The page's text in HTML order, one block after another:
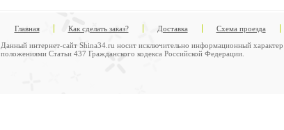
Главная Как сделать заказ? Доставка Схема проезда
Данный интернет-сайт Shina34.ru носит исключительно информационный
положениями Статьи 437 Гражданского кодекса Российской Федерации.